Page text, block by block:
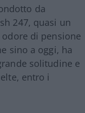
da
247, quasi un
di pensione
sino a oggi, ha
solitudine e
entro i